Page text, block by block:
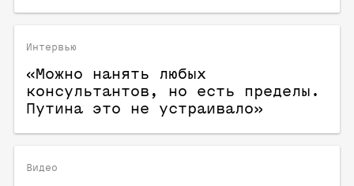
Интервью
«Можно нанять любых
консультантов, но есть пределы.
Путина это не устраивало»
Видео